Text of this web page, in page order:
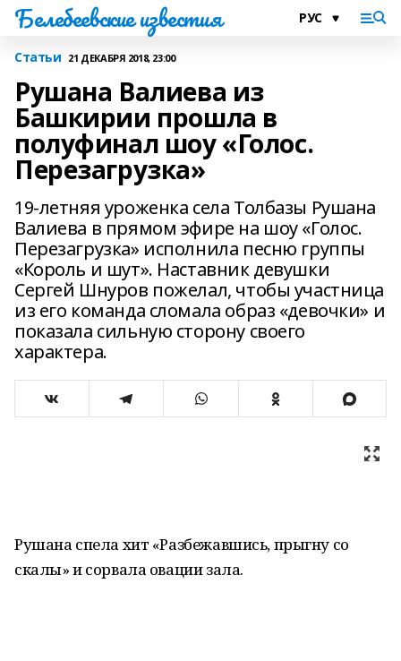
Белебеевские известия
Статьи 21 ДЕКАБРЯ 2018, 23:00
Рушана Валиева из
Башкирии прошла в
полуфинал шоу «Голос.
Перезагрузка»
19-летняя уроженка села Толбазы Рушана
Валиева в прямом эфире на шоу «Голос.
Перезагрузка» исполнила песню группы
«Король и шут». Наставник девушки
Сергей Шнуров пожелал, чтобы участница
из его команда сломала образ «девочки» и
показала сильную сторону своего
характера.
Рушана спела хит «Разбежавшись, прыгну со
скалы» и сорвала овации зала.